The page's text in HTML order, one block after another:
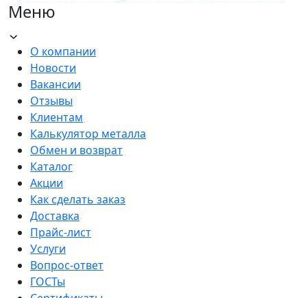
Меню
О компании
Новости
Вакансии
Отзывы
Клиентам
Калькулятор металла
Обмен и возврат
Каталог
Акции
Как сделать заказ
Доставка
Прайс-лист
Услуги
Вопрос-ответ
ГОСТы